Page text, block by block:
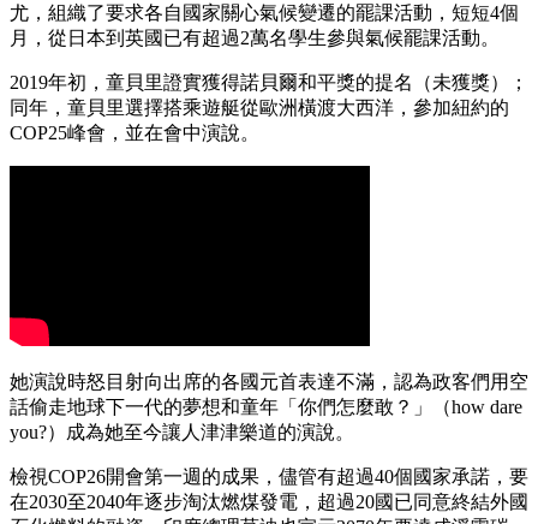
尤，組織了要求各自國家關心氣候變遷的罷課活動，短短4個
月，從日本到英國已有超過2萬名學生參與氣候罷課活動。
2019年初，童貝里證實獲得諾貝爾和平獎的提名（未獲獎）；
同年，童貝里選擇搭乘遊艇從歐洲橫渡大西洋，參加紐約的
COP25峰會，並在會中演說。
她演說時怒目射向出席的各國元首表達不滿，認為政客們用空
話偷走地球下一代的夢想和童年「你們怎麼敢？」（how dare
you?）成為她至今讓人津津樂道的演說。
檢視COP26開會第一週的成果，儘管有超過40個國家承諾，要
在2030至2040年逐步淘汰燃煤發電，超過20國已同意終結外國